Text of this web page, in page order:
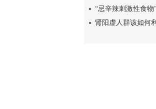
“忌辛辣刺激性食物